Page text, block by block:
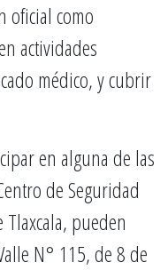
oficial como
actividades
médico, y cubrir
en alguna de las
de Seguridad
pueden
N° 115, de 8 de